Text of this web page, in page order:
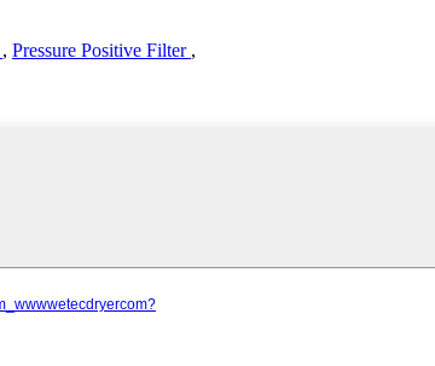
, Pressure Positive Filter ,